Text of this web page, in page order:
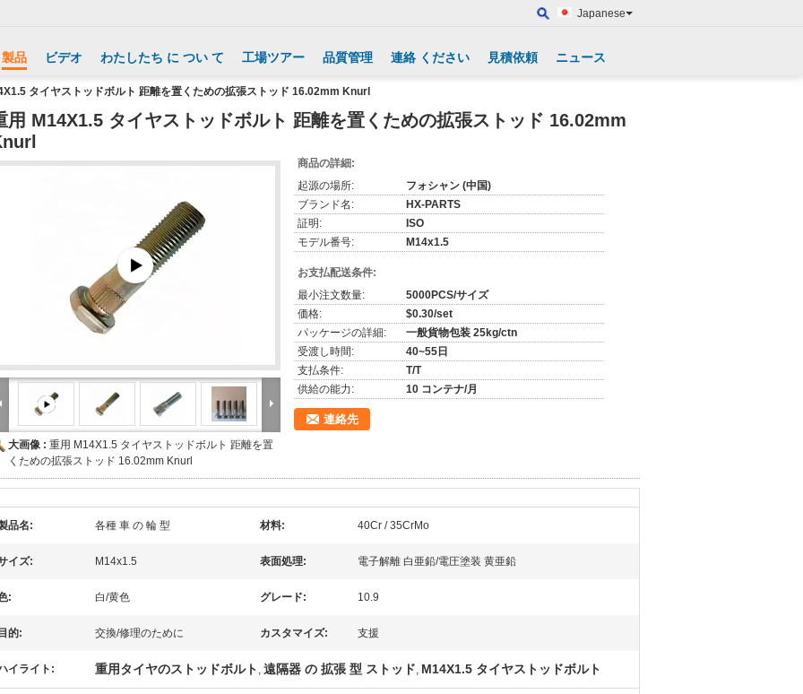
Japanese
製品 ビデオ わたしたち に つい て 工場ツアー 品質管理 連絡 ください 見積依頼 ニュース
タイヤストッドボルト 距離を置くための拡張ストッド 16.02mm Knurl
用 M14X1.5 タイヤストッドボルト 距離を置くための拡張ストッド 16.02mm
大画像 : 重用 M14X1.5 タイヤストッドボルト 距離を置
くための拡張ストッド 16.02mm Knurl
商品の詳細:
起源の場所:
フォシャン (中国)
ブランド名:
HX-PARTS
証明:
ISO
モデル番号:
M14x1.5
お支払配送条件:
最小注文数量:
5000PCS/サイズ
価格:
$0.30/set
パッケージの詳細:
一般貨物包装 25kg/ctn
受渡し時間:
40~55日
支払条件:
T/T
供給の能力:
10 コンテナ/月
連絡先
品名: 各種 車 の 輪 型 材料: 40Cr / 35CrMo
イズ: M14x1.5 表面処理: 電子解離 白亜鉛/電圧塗装 黄亜鉛
: 白/黄色 グレード: 10.9
的: 交換/修理のために カスタマイズ: 支援
イライト: 重用タイヤのストッドボルト , 遠隔器 の 拡張 型 ストッド, M14X1.5 タイヤストッドボルト